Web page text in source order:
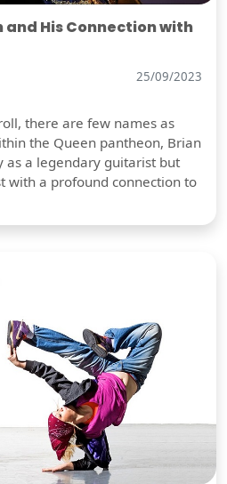
and His Connection with
25/09/2023
there are few names as
the Queen pantheon, Brian
as a legendary guitarist but
with a profound connection to